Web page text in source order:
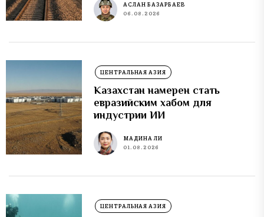
АСЛАН БАЗАРБАЕВ
06.08.2026
ЦЕНТРАЛЬНАЯ АЗИЯ
Казахстан намерен стать
евразийским хабом для
индустрии ИИ
МАДИНА ЛИ
01.08.2026
ЦЕНТРАЛЬНАЯ АЗИЯ